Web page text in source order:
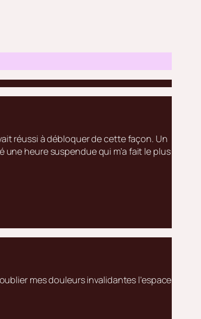
réussi à débloquer de cette façon. Un
heure suspendue qui m’a fait le plus
mes douleurs invalidantes l’espace